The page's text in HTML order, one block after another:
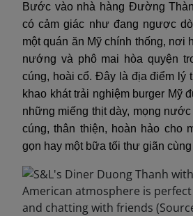
Bước vào nhà hàng Đường
có cảm giác như đang ngược
một quán ăn Mỹ chính thống, nơi
nướng và phô mai hòa quyện
cúng, hoài cổ. Đây là địa điểm lý
khao khát trải nghiệm burger Mỹ
những miếng thịt dày, mọng
cúng, thân thiện, hoàn hảo cho
gọn hay một bữa tối thư giãn cùng